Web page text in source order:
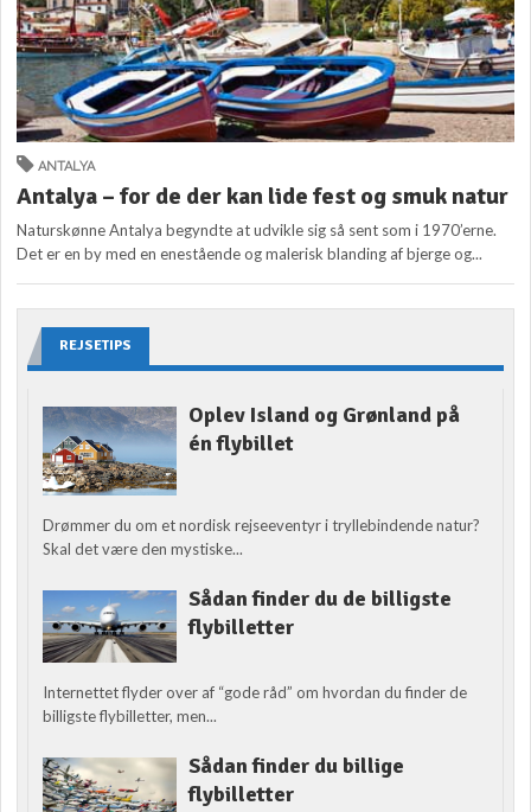
ANTALYA
Antalya – for de der kan lide fest og smuk natur
Naturskønne Antalya begyndte at udvikle sig så sent som i 1970’erne.
Det er en by med en enestående og malerisk blanding af bjerge og...
REJSETIPS
Oplev Island og Grønland på
én flybillet
Drømmer du om et nordisk rejseeventyr i tryllebindende natur?
Skal det være den mystiske...
Sådan finder du de billigste
flybilletter
Internettet flyder over af “gode råd” om hvordan du finder de
billigste flybilletter, men...
Sådan finder du billige
flybilletter